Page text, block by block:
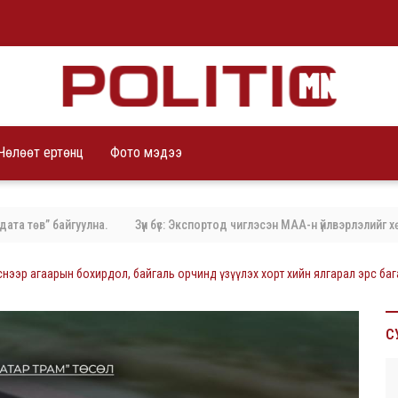
ертөнц Фото мэдээ
байгуулна. Зүүн бүс: Экспортод чиглэсэн МАА-н үйлвэрлэлийг
агаарын бохирдол, байгаль орчинд үзүүлэх хорт хийн ялгарал эрс